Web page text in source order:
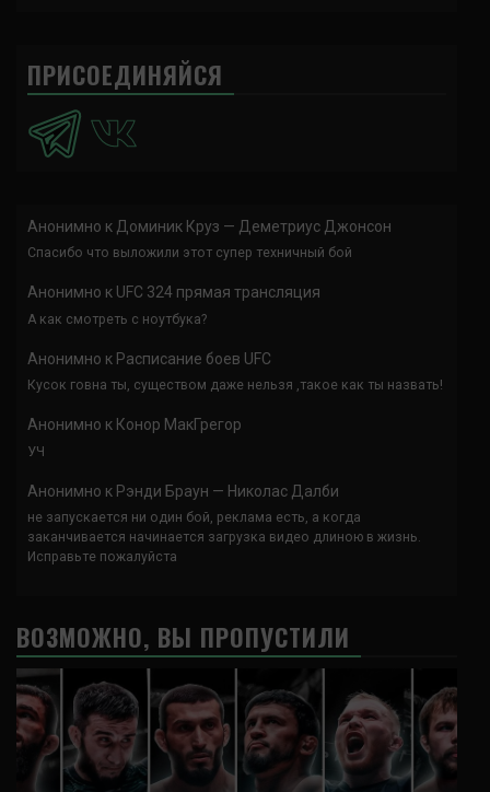
ПРИСОЕДИНЯЙСЯ
Анонимно к Доминик Круз — Деметриус Джонсон
Спасибо что выложили этот супер техничный бой
Анонимно к UFC 324 прямая трансляция
А как смотреть с ноутбука?
Анонимно к Расписание боев UFC
Кусок говна ты, существом даже нельзя ,такое как ты назвать!
Анонимно к Конор МакГрегор
УЧ
Анонимно к Рэнди Браун — Николас Далби
не запускается ни один бой, реклама есть, а когда
заканчивается начинается загрузка видео длиною в жизнь.
Исправьте пожалуйста
ВОЗМОЖНО, ВЫ ПРОПУСТИЛИ